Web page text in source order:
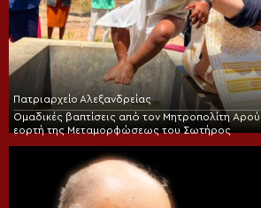
Πατριαρχείο Αλεξανδρείας
Ομαδικές βαπτίσεις από τον Μητροπολίτη
εορτή της Μεταμορφώσεως του Σωτήρος